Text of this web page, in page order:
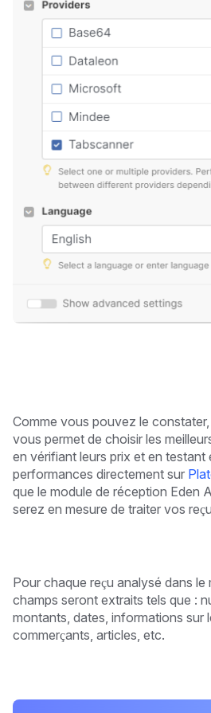
Comme vous pouvez le
vous permet de choisir les
en vérifiant leurs prix et en testant
performances directement sur
que le module de réception Eden
serez en mesure de traiter vos
Pour chaque reçu analysé dans le
champs seront extraits tels que :
montants, dates, informations sur
commerçants, articles, etc.